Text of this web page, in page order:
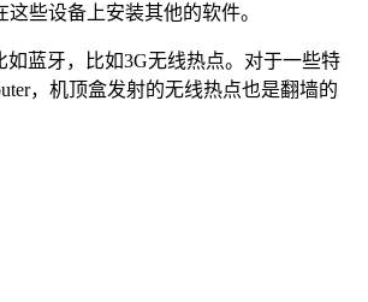
些设备上安装其他的软件。
蓝牙，比如3G无线热点。对于一些特
，机顶盒发射的无线热点也是翻墙的